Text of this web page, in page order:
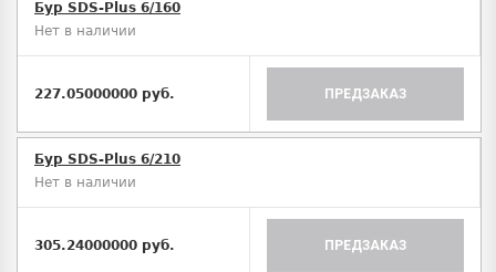
Бур SDS-Plus 6/160
Нет в наличии
227.05000000 руб. ПРЕДЗАКАЗ
Бур SDS-Plus 6/210
Нет в наличии
305.24000000 руб. ПРЕДЗАКАЗ